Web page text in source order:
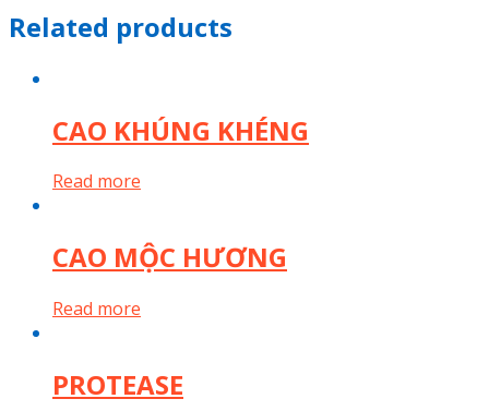
Related products
CAO KHÚNG KHÉNG
Read more
CAO MỘC HƯƠNG
Read more
PROTEASE